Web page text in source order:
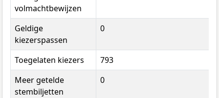
volmachtbewijzen
Geldige
kiezerspassen
0
Toegelaten kiezers
793
Meer getelde
stembiljetten
0